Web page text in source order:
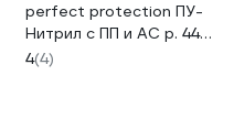
perfect protection ПУ-
Нитрил с ПП и АС р. 44
120329
4(4)